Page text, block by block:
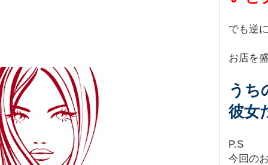
でも逆
お店を
うち
彼女
P.S
今回の